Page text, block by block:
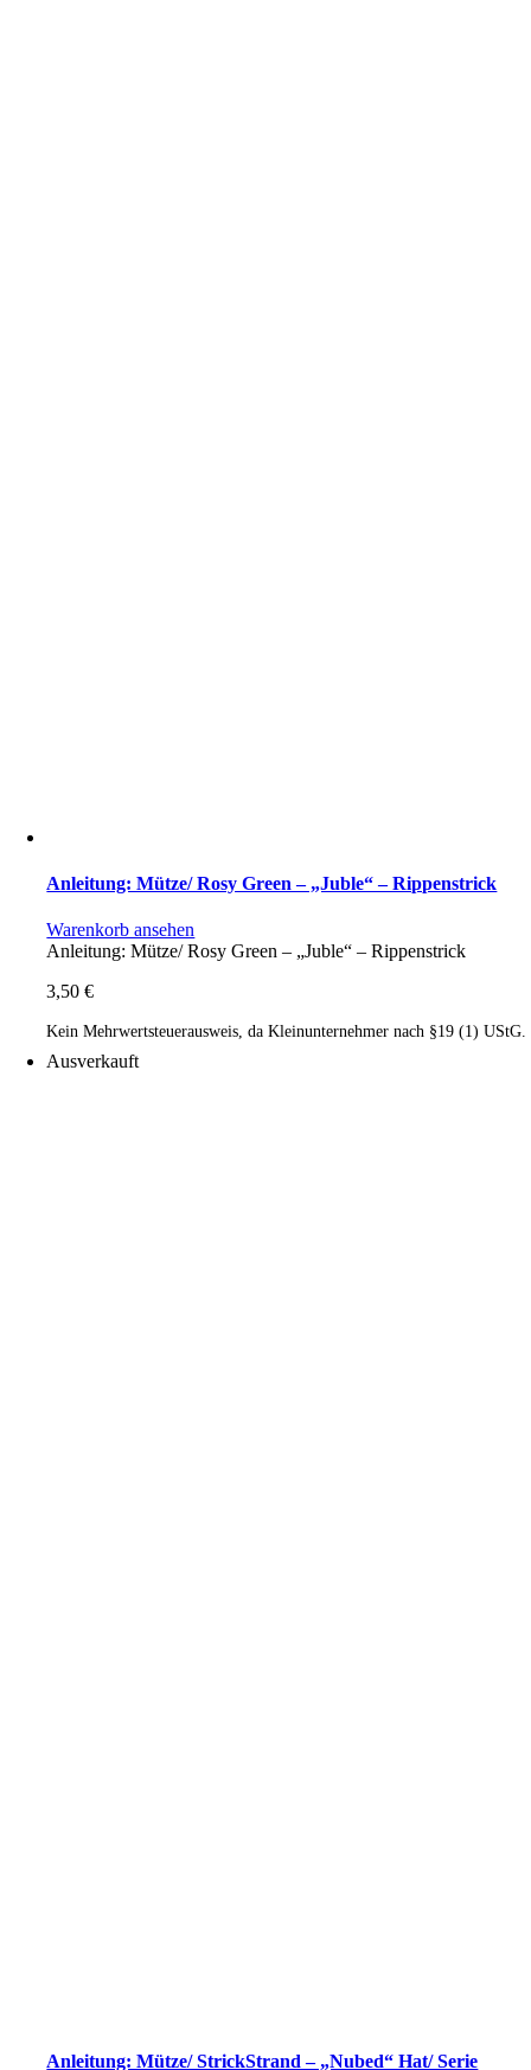
Anleitung: Mütze/ Rosy Green – „Juble“ – Rippenstrick
Warenkorb ansehen
Anleitung: Mütze/ Rosy Green – „Juble“ – Rippenstrick
3,50€
Kein Mehrwertsteuerausweis, da Kleinunternehmer nach §19 (1) UStG.
Ausverkauft
Anleitung: Mütze/ StrickStrand – „Nubed“ Hat/ Serie